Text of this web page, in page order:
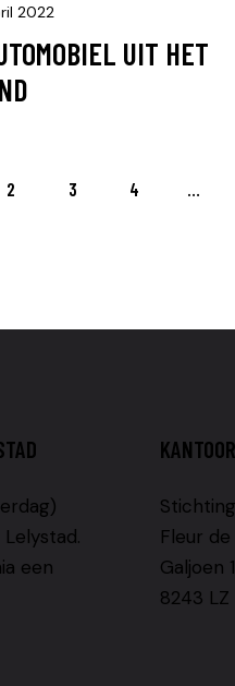
2022
UIT HET
2 3 4 …
een
KANTOOR
Fleur de
Galjoen
8243